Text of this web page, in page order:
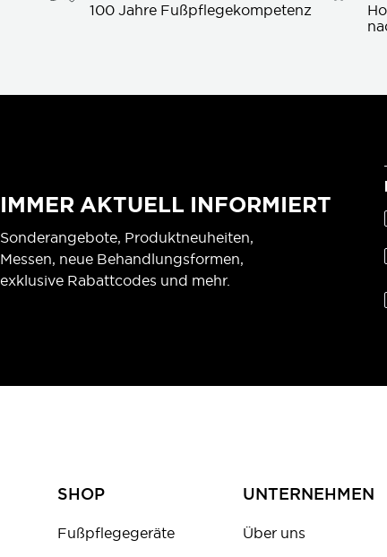
100 Jahre Fußpflegekompetenz
IMMER AKTUELL INFORMIERT
Sonderangebote, Produktneuheiten,
Messen, neue Behandlungsformen,
exklusive Rabattcodes und mehr.
SHOP
Fußpflegegeräte
UNTERNEHMEN
Über uns